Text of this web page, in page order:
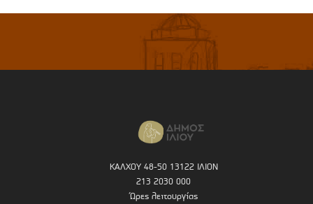
ΚΑΛΧΟΥ 48-50 13122 ΙΛΙΟΝ
213 2030 000
Ώρες λειτουργίας